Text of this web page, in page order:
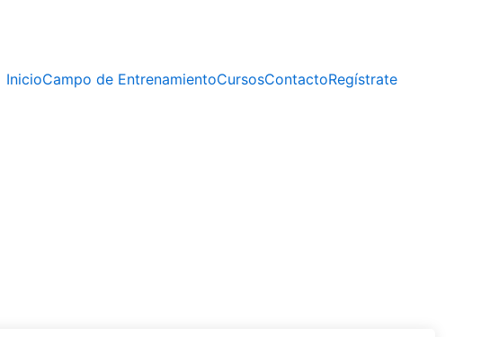
InicioCampo de EntrenamientoCursosContactoRegístrate